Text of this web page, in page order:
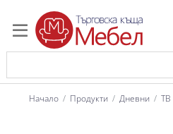
Начало Продукти Дневни